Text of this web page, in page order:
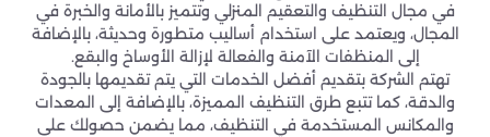
في مجال التنظيف والتعقيم المنزلي وتتميز بالأمانة والخبرة في
المجال، ويعتمد على استخدام أساليب متطورة وحديثة، بالإضافة
إلى المنظفات الآمنة والفعالة لإزالة الأوساخ والبقع.
تهتم الشركة بتقديم أفضل الخدمات التي يتم تقديمها بالجودة
والدقة، كما تتبع طرق التنظيف المميزة، بالإضافة إلى المعدات
والمكانس المستخدمة في التنظيف، مما يضمن حصولك على